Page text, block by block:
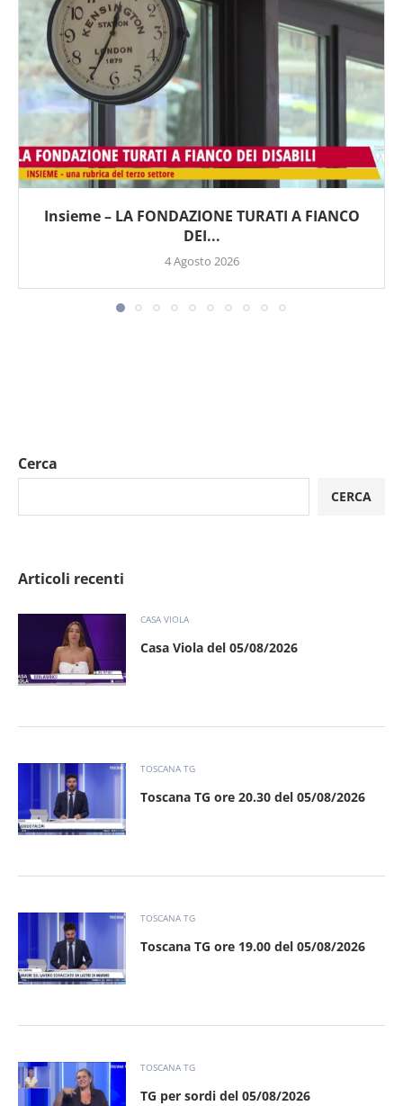
Insieme – LA FONDAZIONE TURATI A FIANCO
DEI...
4 Agosto 2026
Cerca
CERCA
Articoli recenti
CASA VIOLA
Casa Viola del 05/08/2026
TOSCANA TG
Toscana TG ore 20.30 del 05/08/2026
TOSCANA TG
Toscana TG ore 19.00 del 05/08/2026
TOSCANA TG
TG per sordi del 05/08/2026